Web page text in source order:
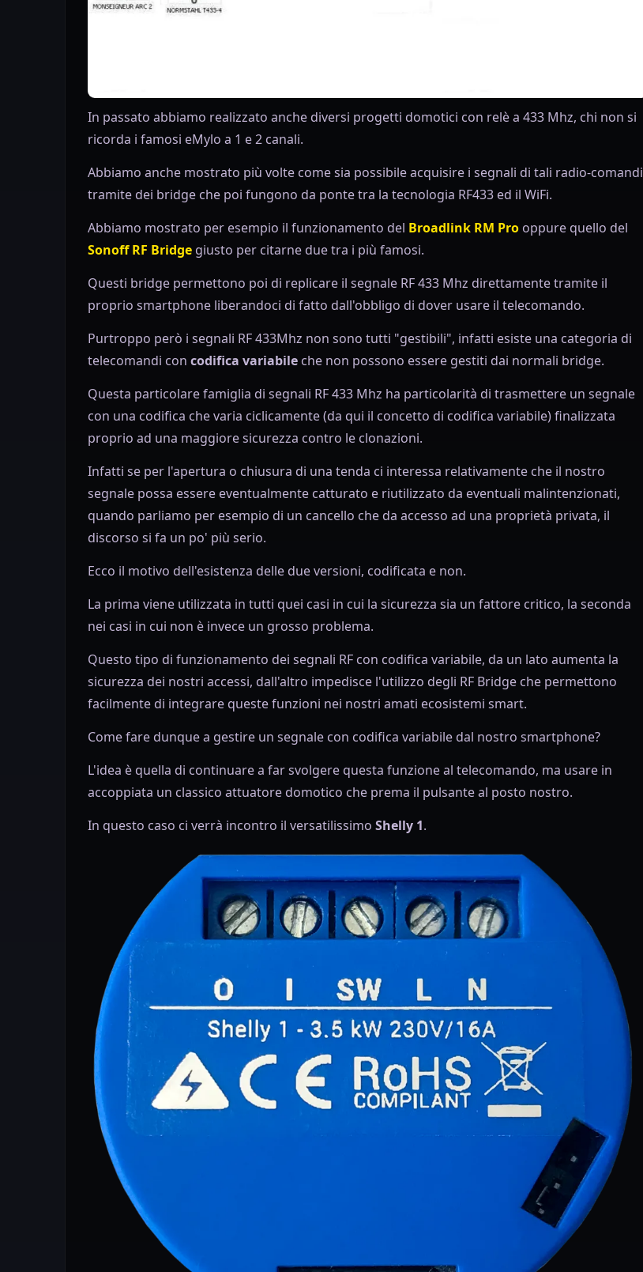
In passato abbiamo realizzato anche diversi progetti domotici con relè a 433 Mhz, chi non si
ricorda i famosi eMylo a 1 e 2 canali.
Abbiamo anche mostrato più volte come sia possibile acquisire i segnali di tali radio-comandi
tramite dei bridge che poi fungono da ponte tra la tecnologia RF433 ed il WiFi.
Abbiamo mostrato per esempio il funzionamento del Broadlink RM Pro oppure quello del
Sonoff RF Bridge giusto per citarne due tra i più famosi.
Questi bridge permettono poi di replicare il segnale RF 433 Mhz direttamente tramite il
proprio smartphone liberandoci di fatto dall'obbligo di dover usare il telecomando.
Purtroppo però i segnali RF 433Mhz non sono tutti "gestibili", infatti esiste una categoria di
telecomandi con codifica variabile che non possono essere gestiti dai normali bridge.
Questa particolare famiglia di segnali RF 433 Mhz ha particolarità di trasmettere un segnale
con una codifica che varia ciclicamente (da qui il concetto di codifica variabile) finalizzata
proprio ad una maggiore sicurezza contro le clonazioni.
Infatti se per l'apertura o chiusura di una tenda ci interessa relativamente che il nostro
segnale possa essere eventualmente catturato e riutilizzato da eventuali malintenzionati,
quando parliamo per esempio di un cancello che da accesso ad una proprietà privata, il
discorso si fa un po' più serio.
Ecco il motivo dell'esistenza delle due versioni, codificata e non.
La prima viene utilizzata in tutti quei casi in cui la sicurezza sia un fattore critico, la seconda
nei casi in cui non è invece un grosso problema.
Questo tipo di funzionamento dei segnali RF con codifica variabile, da un lato aumenta la
sicurezza dei nostri accessi, dall'altro impedisce l'utilizzo degli RF Bridge che permettono
facilmente di integrare queste funzioni nei nostri amati ecosistemi smart.
Come fare dunque a gestire un segnale con codifica variabile dal nostro smartphone?
L'idea è quella di continuare a far svolgere questa funzione al telecomando, ma usare in
accoppiata un classico attuatore domotico che prema il pulsante al posto nostro.
In questo caso ci verrà incontro il versatilissimo Shelly 1.